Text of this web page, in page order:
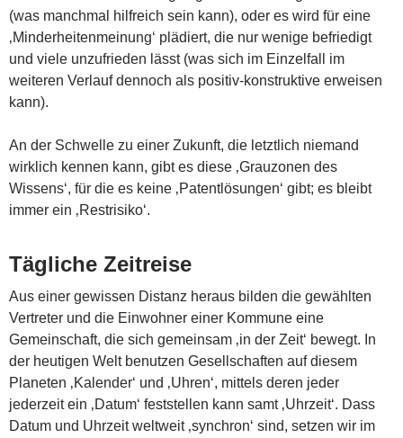
(was manchmal hilfreich sein kann), oder es wird für eine
‚Minderheitenmeinung‘ plädiert, die nur wenige befriedigt
und viele unzufrieden lässt (was sich im Einzelfall im
weiteren Verlauf dennoch als positiv-konstruktive erweisen
kann).
An der Schwelle zu einer Zukunft, die letztlich niemand
wirklich kennen kann, gibt es diese ‚Grauzonen des
Wissens‘, für die es keine ‚Patentlösungen‘ gibt; es bleibt
immer ein ‚Restrisiko‘.
Tägliche Zeitreise
Aus einer gewissen Distanz heraus bilden die gewählten
Vertreter und die Einwohner einer Kommune eine
Gemeinschaft, die sich gemeinsam ‚in der Zeit‘ bewegt. In
der heutigen Welt benutzen Gesellschaften auf diesem
Planeten ‚Kalender‘ und ‚Uhren‘, mittels deren jeder
jederzeit ein ‚Datum‘ feststellen kann samt ‚Uhrzeit‘. Dass
Datum und Uhrzeit weltweit ‚synchron‘ sind, setzen wir im